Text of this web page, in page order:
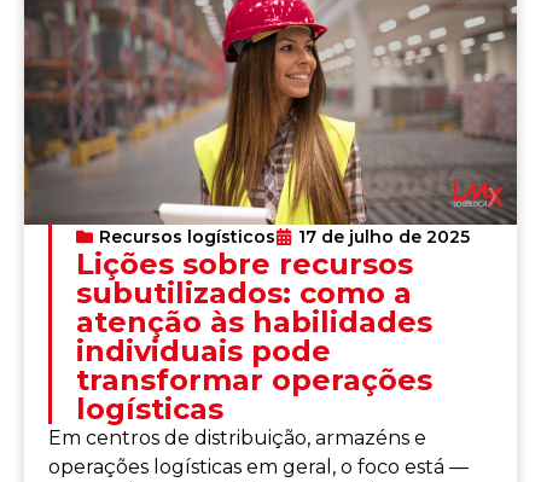
Recursos logísticos 17 de julho de 2025
Lições sobre recursos
subutilizados: como a
atenção às habilidades
individuais pode
transformar operações
logísticas
Em centros de distribuição, armazéns e
operações logísticas em geral, o foco está —